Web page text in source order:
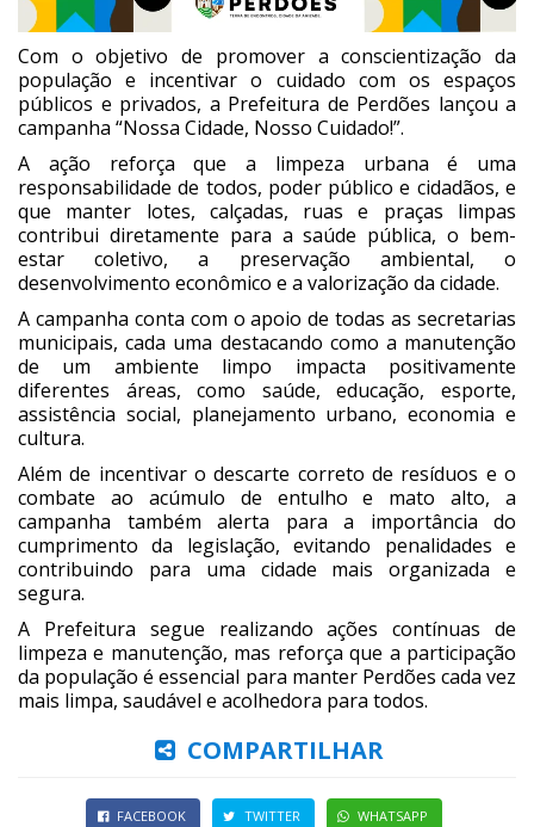
Com o objetivo de promover a conscientização da
população e incentivar o cuidado com os espaços
públicos e privados, a Prefeitura de Perdões lançou a
campanha “Nossa Cidade, Nosso Cuidado!”.
A ação reforça que a limpeza urbana é uma
responsabilidade de todos, poder público e cidadãos, e
que manter lotes, calçadas, ruas e praças limpas
contribui diretamente para a saúde pública, o bem-
estar coletivo, a preservação ambiental, o
desenvolvimento econômico e a valorização da cidade.
A campanha conta com o apoio de todas as secretarias
municipais, cada uma destacando como a manutenção
de um ambiente limpo impacta positivamente
diferentes áreas, como saúde, educação, esporte,
assistência social, planejamento urbano, economia e
cultura.
Além de incentivar o descarte correto de resíduos e o
combate ao acúmulo de entulho e mato alto, a
campanha também alerta para a importância do
cumprimento da legislação, evitando penalidades e
contribuindo para uma cidade mais organizada e
segura.
A Prefeitura segue realizando ações contínuas de
limpeza e manutenção, mas reforça que a participação
da população é essencial para manter Perdões cada vez
mais limpa, saudável e acolhedora para todos.
COMPARTILHAR
FACEBOOK TWITTER WHATSAPP